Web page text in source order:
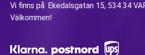
Vi finns på: Ekedalsgatan 15, 534 34
Välkommen!